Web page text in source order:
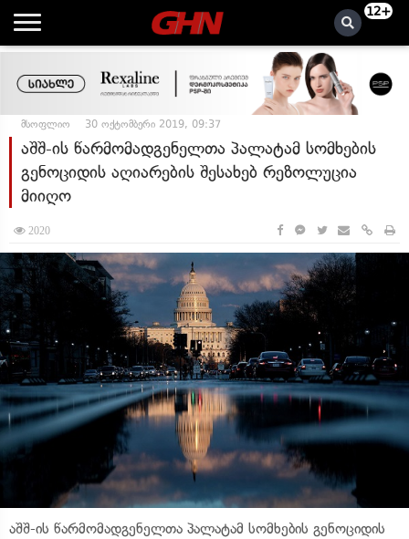
12+
მსოფლიო 30 ოქტომბერი 2019, 09:37
აშშ-ის წარმომადგენელთა პალატამ სომხების
გენოციდის აღიარების შესახებ რეზოლუცია
მიიღო
2020
აშშ-ის წარმომადგენელთა პალატამ სომხების გენოციდის